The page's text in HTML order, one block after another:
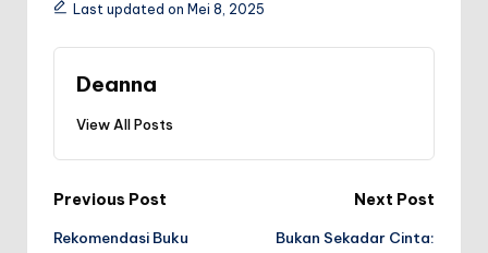
Last updated on Mei 8, 2025
Deanna
View All Posts
Post
Previous Post
Rekomendasi Buku
Next Post
Bukan Sekadar Cinta: